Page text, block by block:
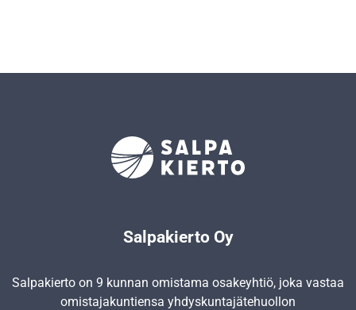
Salpakierto Oy
Salpakierto on 9 kunnan omistama osakeyhtiö, joka vastaa
omistajakuntiensa yhdyskunta­jätehuollon